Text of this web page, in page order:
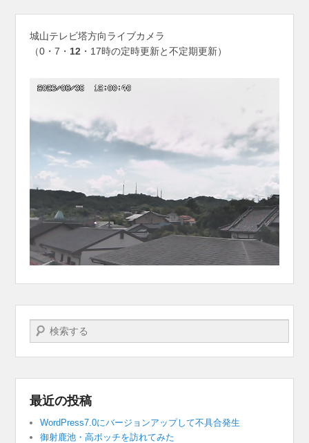
城山テレビ塔方向ライブカメラ
（0・7・ 12 ・17時の定時更新と不定期更新）
検索する
最近の投稿
WordPress7.0にバージョンアップして不具合発生
御射鹿池・高ボッチを訪れてみた